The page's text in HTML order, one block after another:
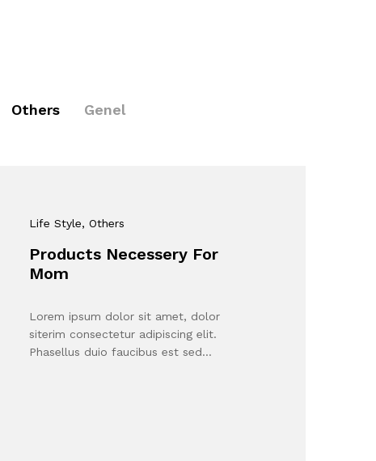
Others Genel
Life Style, Others
Products Necessery For
Mom
Lorem ipsum dolor sit amet, dolor
siterim consectetur adipiscing elit.
Phasellus duio faucibus est sed…